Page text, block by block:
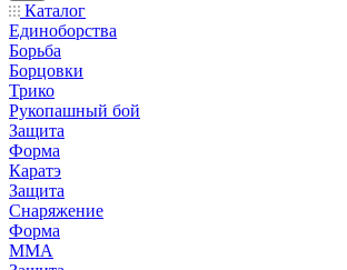
Каталог
Единоборства
Борьба
Борцовки
Трико
Рукопашный бой
Защита
Форма
Каратэ
Защита
Снаряжение
Форма
ММА